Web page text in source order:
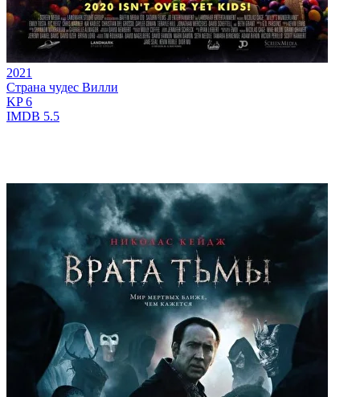
2021
Страна чудес Вилли
KP6
IMDB 5.5